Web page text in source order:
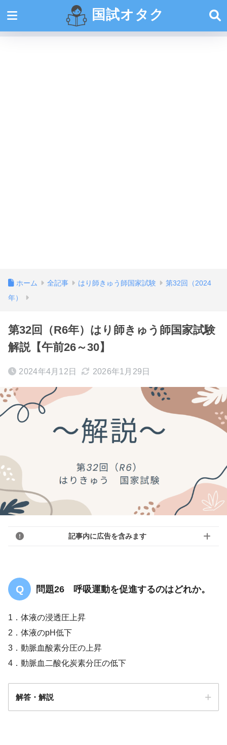
国試オタク
ホーム 全記事 はり師きゅう師国家試験
第32回（2024
年）
第32回（R6年）はり師きゅう師国家試験
解説【午前26～30】
2024年4月12日 2026年1月29日
記事内に広告を含みます
問題26 呼吸運動を促進するのはどれか。
1．体液の浸透圧上昇
2．体液のpH低下
3．動脈血酸素分圧の上昇
4．動脈血二酸化炭素分圧の低下
解答・解説